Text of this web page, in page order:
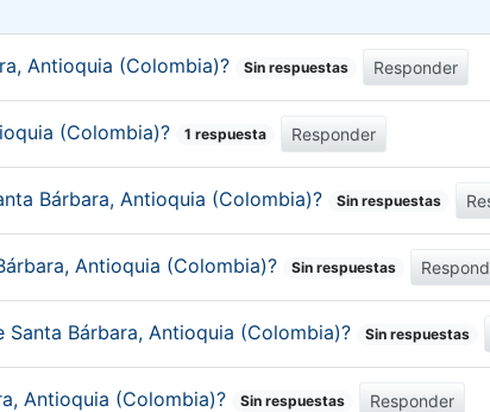
Antioquia (Colombia)? Sin respuestas Responder
(Colombia)? 1 respuesta Responder
Bárbara, Antioquia (Colombia)? Sin respuestas
Antioquia (Colombia)? Sin respuestas
Bárbara, Antioquia (Colombia)? Sin respuestas
Antioquia (Colombia)? Sin respuestas Responder